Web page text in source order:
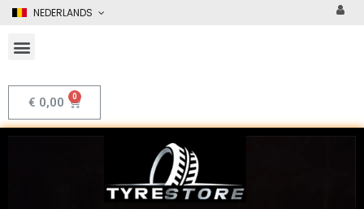
NEDERLANDS
€ 0,00